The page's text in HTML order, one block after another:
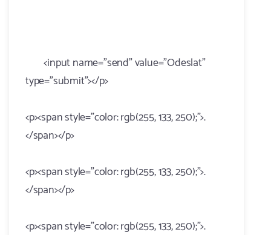
<input name="send" value="Odeslat"
type="submit"></p>
<p><span style="color: rgb(255, 133, 250);">.
</span></p>
<p><span style="color: rgb(255, 133, 250);">.
</span></p>
<p><span style="color: rgb(255, 133, 250);">.